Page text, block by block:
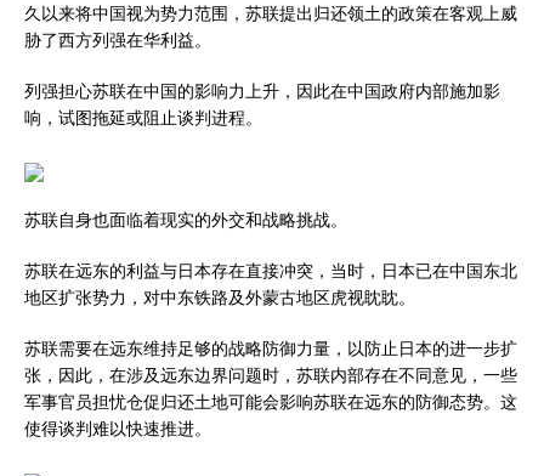
久以来将中国视为势力范围，苏联提出归还领土的政策在客观上威
胁了西方列强在华利益。
列强担心苏联在中国的影响力上升，因此在中国政府内部施加影
响，试图拖延或阻止谈判进程。
苏联自身也面临着现实的外交和战略挑战。
苏联在远东的利益与日本存在直接冲突，当时，日本已在中国东北
地区扩张势力，对中东铁路及外蒙古地区虎视眈眈。
苏联需要在远东维持足够的战略防御力量，以防止日本的进一步扩
张，因此，在涉及远东边界问题时，苏联内部存在不同意见，一些
军事官员担忧仓促归还土地可能会影响苏联在远东的防御态势。这
使得谈判难以快速推进。